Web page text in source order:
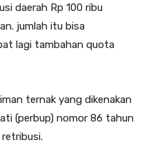
daerah Rp 100 ribu
jumlah itu bisa
lagi tambahan quota
ternak yang dikenakan
(perbup) nomor 86 tahun